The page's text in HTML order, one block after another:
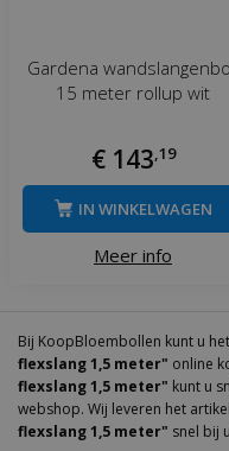
Gardena
15 meter rollup wit
€ 143,19
Meer info
IN WINKELWAGEN
Bij KoopBloembollen kunt u
flexslang 1,5 meter" online
flexslang 1,5 meter" kunt u
webshop. Wij leveren het artikel
flexslang 1,5 meter" snel bij